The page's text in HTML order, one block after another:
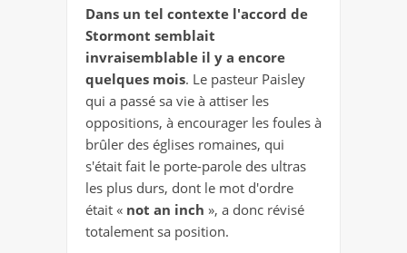
Dans un tel contexte l'accord de
Stormont semblait
invraisemblable il y a encore
quelques mois. Le pasteur Paisley
qui a passé sa vie à attiser les
oppositions, à encourager les foules à
brûler des églises romaines, qui
s'était fait le porte-parole des ultras
les plus durs, dont le mot d'ordre
était « not an inch », a donc révisé
totalement sa position.